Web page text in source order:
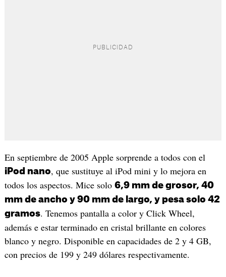
En septiembre de 2005 Apple sorprende a todos con el
iPod nano, que sustituye al iPod mini y lo mejora en
todos los aspectos. Mice solo 6,9 mm de grosor, 40
mm de ancho y 90 mm de largo, y pesa solo 42
gramos. Tenemos pantalla a color y Click Wheel,
además e estar terminado en cristal brillante en colores
blanco y negro. Disponible en capacidades de 2 y 4 GB,
con precios de 199 y 249 dólares respectivamente.